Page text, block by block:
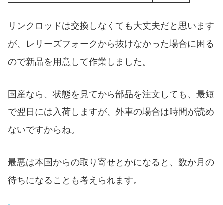
リンクロッドは交換しなくても大丈夫だと思います
が、レリーズフォークから抜けなかった場合に困る
ので新品を用意して作業しました。
国産なら、状態を見てから部品を注文しても、最短
で翌日には入荷しますが、外車の場合は時間が読め
ないですからね。
最悪は本国からの取り寄せとかになると、数か月の
待ちになることも考えられます。